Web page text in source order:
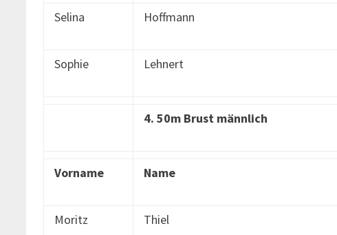
Selina Hoffmann
Sophie Lehnert
4. 50m Brust männlich
Vorname Name
Moritz Thiel